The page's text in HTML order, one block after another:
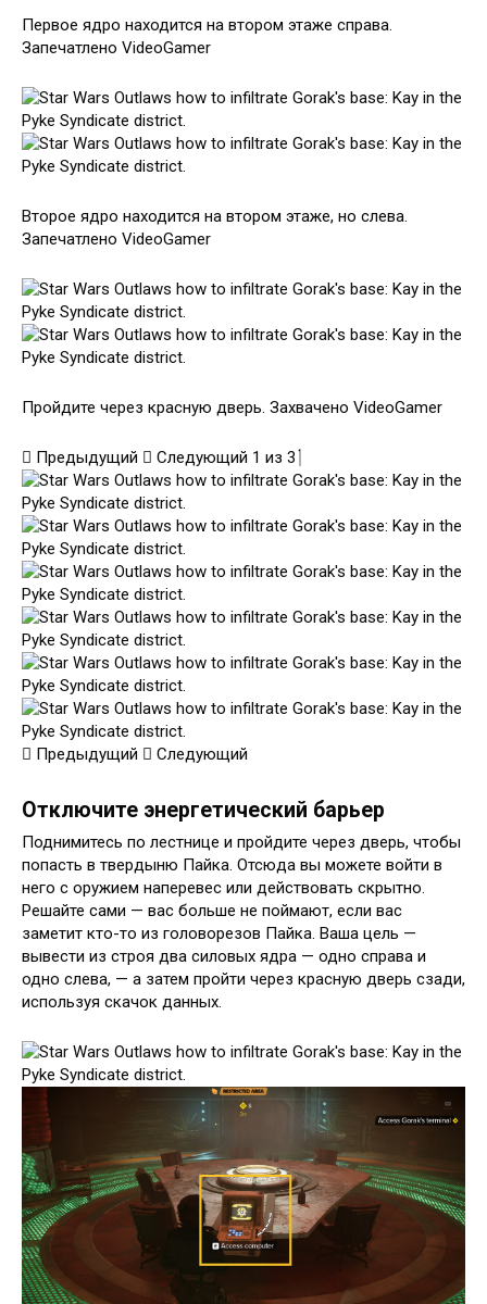
Первое ядро находится на втором этаже справа.
Запечатлено VideoGamer
Второе ядро находится на втором этаже, но слева.
Запечатлено VideoGamer
Пройдите через красную дверь. Захвачено VideoGamer
Предыдущий Следующий 1 из 3
Предыдущий Следующий
Отключите энергетический барьер
Поднимитесь по лестнице и пройдите через дверь, чтобы
попасть в твердыню Пайка. Отсюда вы можете войти в
него с оружием наперевес или действовать скрытно.
Решайте сами — вас больше не поймают, если вас
заметит кто-то из головорезов Пайка. Ваша цель —
вывести из строя два силовых ядра — одно справа и
одно слева, — а затем пройти через красную дверь сзади,
используя скачок данных.